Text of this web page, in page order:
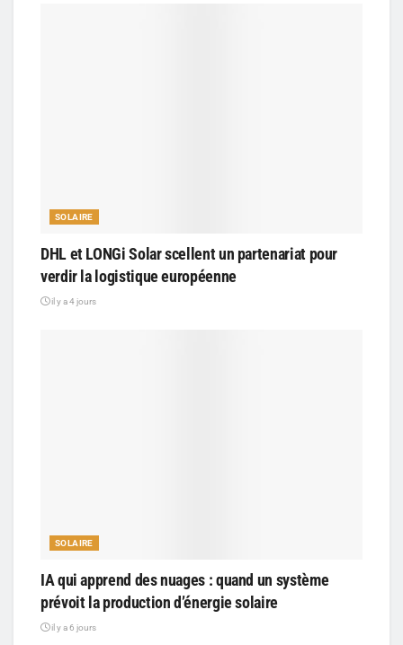
SOLAIRE
DHL et LONGi Solar scellent un partenariat pour
verdir la logistique européenne
il y a 4 jours
SOLAIRE
IA qui apprend des nuages : quand un système
prévoit la production d’énergie solaire
il y a 6 jours